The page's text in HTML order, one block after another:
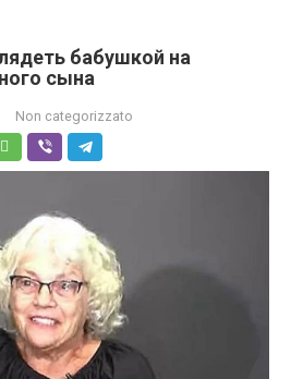
бабушкой на
сына
Non categorizzato